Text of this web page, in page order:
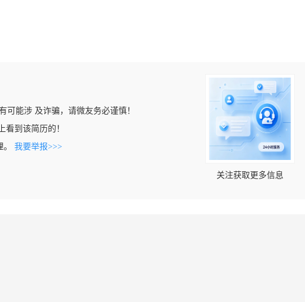
可能涉 及诈骗，请微友务必谨慎！
看到该简历的！
。 我要举报>>>
关注获取更多信息